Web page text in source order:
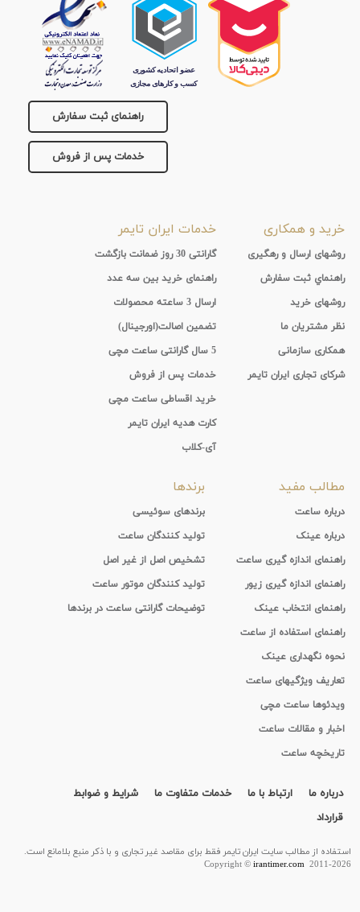
راهنمای ثبت سفارش
خدمات پس از فروش
خرید و همکاری
روشهای ارسال و رهگیری
راهنماي ثبت سفارش
روشهای خرید
نظر مشتریان ما
همکاری سازمانی
شرکای تجاری ایران تایمر
خدمات ایران تایمر
گارانتی 30 روز ضمانت بازگشت
راهنمای خرید بین سه عدد
ارسال 3 ساعته محصولات
تضمین اصالت(اورجینال)
5 سال گارانتی ساعت مچی
خدمات پس از فروش
خرید اقساطی ساعت مچی
کارت هدیه ایران تایمر
آی-کلاب
مطالب مفید
درباره ساعت
درباره عینک
راهنمای اندازه گیری ساعت
راهنمای اندازه گیری زیور
راهنمای انتخاب عینک
راهنمای استفاده از ساعت
نحوه نگهداری عینک
تعاریف ویژگیهای ساعت
ویدئوها ساعت مچی
اخبار و مقالات ساعت
تاریخچه ساعت
برندها
برندهای سوئیسی
تولید کنندگان ساعت
تشخیص اصل از غیر اصل
تولید کنندگان موتور ساعت
توضیحات گارانتی ساعت در برندها
درباره ما ارتباط با ما خدمات متفاوت ما
شرایط و ضوابط
قرارداد
استفاده از مطالب سايت ایران تایمر فقط برای مقاصد غیر تجاری و با ذکر منبع بلامانع است.
Copyright ©irantimer.com2011-2026